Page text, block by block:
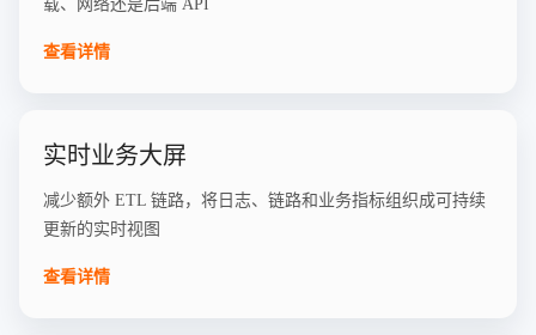
载、网络还是后端 API
查看详情
实时业务大屏
减少额外 ETL 链路，将日志、链路和业务指标组织成可持续
更新的实时视图
查看详情